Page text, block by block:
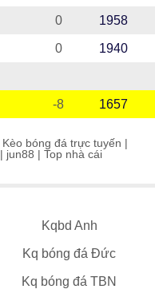
0 1958
0 1940
-8 1657
Kèo bóng đá trực tuyến |
| jun88 | Top nhà cái
Kqbd Anh
Kq bóng đá Đức
Kq bóng đá TBN